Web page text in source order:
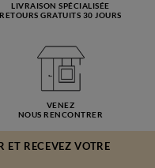
LIVRAISON SPÉCIALISÉE
RETOURS GRATUITS 30 JOURS
VENEZ
NOUS RENCONTRER
ET RECEVEZ VOTRE